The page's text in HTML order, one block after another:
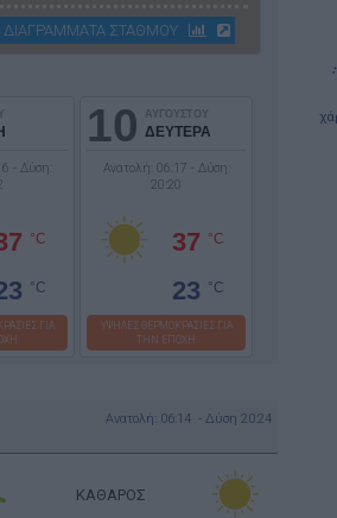
ΔΙΑΓΡΑΜΜΑΤΑ ΣΤΑΘΜΟΥ
- Δύση:
°C
°C
ΓΙΑ
10 ΑΥΓΟΥΣΤΟΥ
ΔΕΥΤΕΡΑ
Ανατολή: 06:17 - Δύση:
20:20
37 °C
23 °C
ΥΨΗΛΕΣ ΘΕΡΜΟΚΡΑΣΙΕΣ ΓΙΑ
ΤΗΝ ΕΠΟΧΗ
Ανατολή: 06:14 - Δύση 20:24
ΚΑΘΑΡΟΣ